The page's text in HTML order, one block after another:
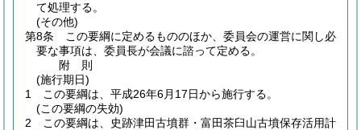
て処理する。
(その他)
第8条
この要綱に定めるもののほか、委員会の運営に関し必
要な事項は、委員長が会議に諮って定める。
附 則
(施行期日)
1
この要綱は、平成26年6月17日から施行する。
(この要綱の失効)
2
この要綱は、史跡津田古墳群・富田茶臼山古墳保存活用計